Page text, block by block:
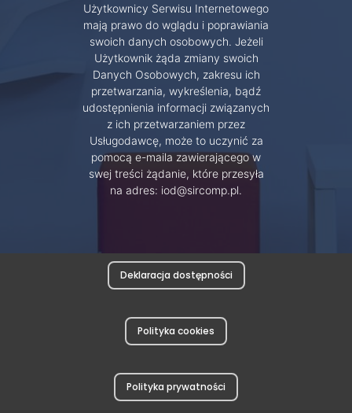
Użytkownicy Serwisu Internetowego
mają prawo do wglądu i poprawiania
swoich danych osobowych. Jeżeli
Użytkownik żąda zmiany swoich
Danych Osobowych, zakresu ich
przetwarzania, wykreślenia, bądź
udostępnienia informacji związanych
z ich przetwarzaniem przez
Usługodawcę, może to uczynić za
pomocą e-maila zawierającego w
swej treści żądanie, które przesyła
na adres: iod@sircomp.pl.
Deklaracja dostępności
Polityka cookies
Polityka prywatności